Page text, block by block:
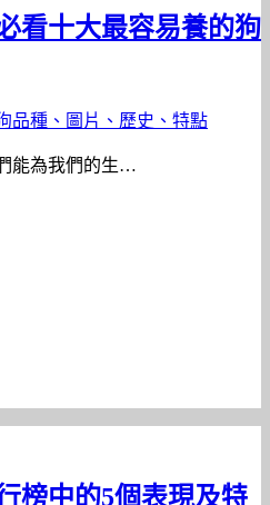
看十大最容易養的狗
能為我們的生…
榜中的5個表現及特